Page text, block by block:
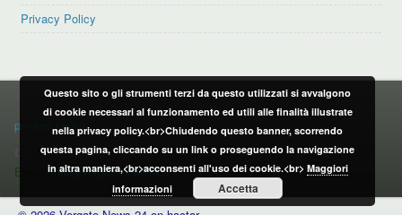
Privacy Policy
PRIVACY POLICY
privacy policy
CONTATTI:
Email:info@vergatonews24.it
Questo sito o gli strumenti terzi da questo utilizzati si avvalgono
di cookie necessari al funzionamento ed utili alle finalità illustrate
nella privacy policy.<br>Chiudendo questo banner, scorrendo
questa pagina, cliccando su un link o proseguendo la navigazione
in altra maniera,<br>acconsenti all'uso dei cookie.<br> Maggiori
informazioni
Accetta